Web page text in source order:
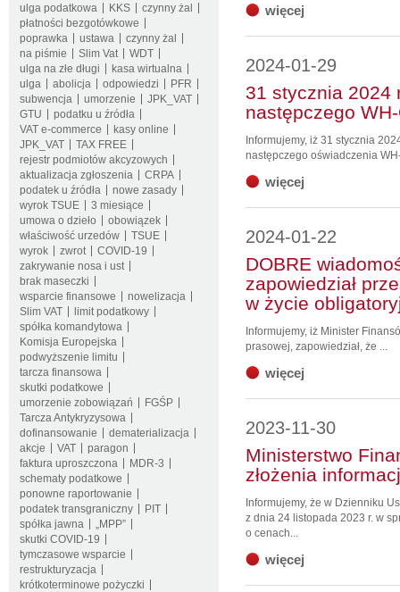
ulga podatkowa
KKS
czynny żal
płatności bezgotówkowe
poprawka
ustawa
czynny żal
na piśmie
Slim Vat
WDT
ulga na złe długi
kasa wirtualna
ulga
abolicja odpowiedzi
PFR
subwencja
umorzenie
JPK_VAT
GTU
podatku u źródła
VAT e-commerce
kasy online
JPK_VAT
TAX FREE
rejestr podmiotów akcyzowych
aktualizacja zgłoszenia
CRPA
podatek u źródła
nowe zasady
wyrok TSUE
3 miesiące
umowa o dzieło
obowiązek
właściwość urzedów
TSUE
wyrok
zwrot
COVID-19
zakrywanie nosa i ust
brak maseczki
wsparcie finansowe
nowelizacja
Slim VAT
limit podatkowy
spółka komandytowa
Komisja Europejska
podwyższenie limitu
tarcza finansowa
skutki podatkowe
umorzenie zobowiązań
FGŚP
Tarcza Antykryzysowa
dofinansowanie
dematerializacja
akcje
VAT
paragon
faktura uproszczona
MDR-3
schematy podatkowe
ponowne raportowanie
podatek transgraniczny
PIT
spółka jawna
„MPP”
skutki COVID-19
tymczasowe wsparcie
restrukturyzacja
krótkoterminowe pożyczki
więcej
2024-01-29
31 stycznia 2024
następczego
Informujemy, iż 31 stycznia
następczego oświadczenia
więcej
2024-01-22
DOBRE
zapowiedział
w życie
Informujemy, iż Minister
prasowej, zapowiedział, że ...
więcej
2023-11-30
Ministerstwo
złożenia
Informujemy, że w Dzienniku
z dnia 24 listopada 2023 r. w
o cenach...
więcej